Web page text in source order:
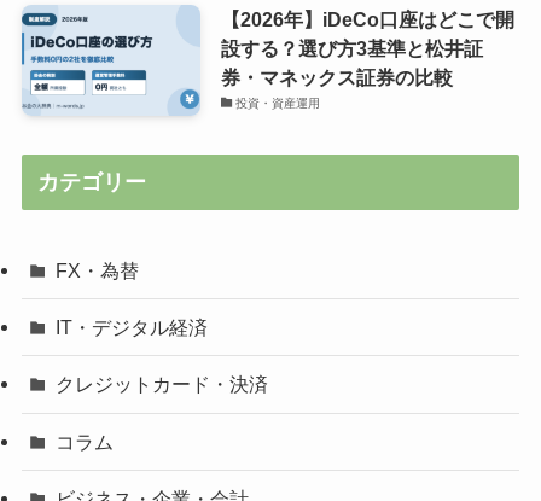
【2026年】iDeCo口座はどこで開
設する？選び方3基準と松井証
券・マネックス証券の比較
投資・資産運用
カテゴリー
FX・為替
IT・デジタル経済
クレジットカード・決済
コラム